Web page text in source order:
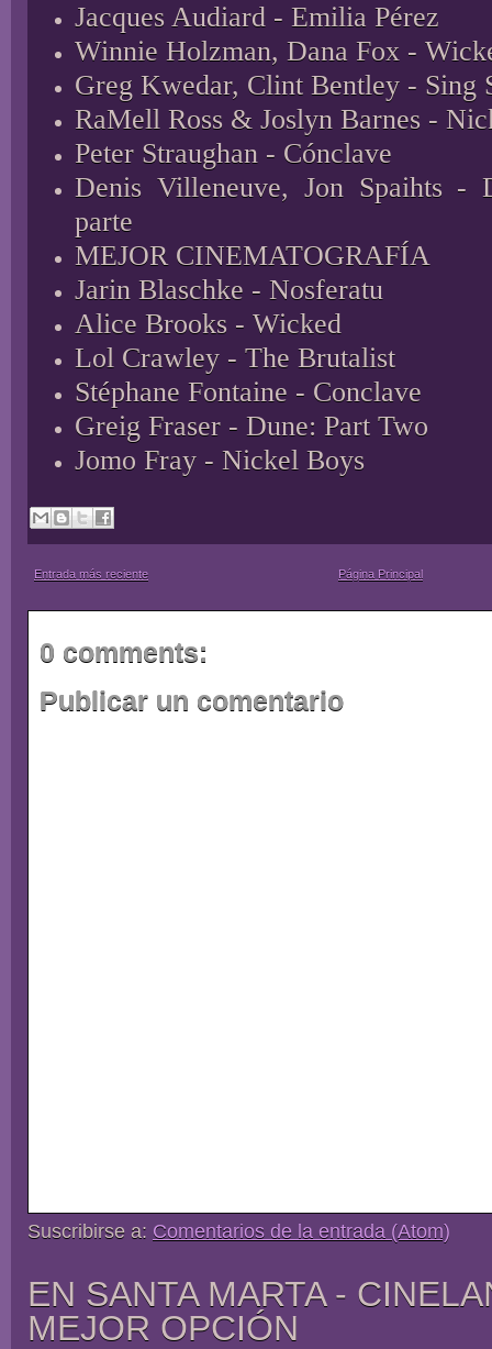
Jacques Audiard - Emilia Pérez
Winnie Holzman, Dana Fox -
Greg Kwedar, Clint Bentley - Sing
RaMell Ross & Joslyn Barnes -
Peter Straughan - Cónclave
Denis Villeneuve, Jon Spaihts -
parte
MEJOR CINEMATOGRAFÍA
Jarin Blaschke - Nosferatu
Alice Brooks - Wicked
Lol Crawley - The Brutalist
Stéphane Fontaine - Conclave
Greig Fraser - Dune: Part Two
Jomo Fray - Nickel Boys
Entrada más reciente Página Principal
0 comments:
Publicar un comentario
Suscribirse a: Comentarios de la entrada (Atom)
EN SANTA MARTA -
MEJOR OPCIÓN